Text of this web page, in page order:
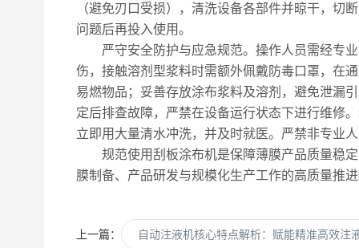
（避免刃口受损），清洗设备各部件并晾干，切
问题后再投入使用。
严守安全防护与应急规范。操作人员需经专业
伤，接触溶剂型浆料时需额外佩戴防毒口罩，在
易燃物品；妥善存放涂布浆料及溶剂，避免泄漏
定后排查故障，严禁在设备运行状态下进行维修
立即用大量清水冲洗，并及时就医。严禁非专业
规范使用刮板涂布机是保障薄膜产品质量稳定
膜制备、产品研发与规模化生产工作的高质量推
上一篇： 自动注液机核心特点解析：赋能精准高效注